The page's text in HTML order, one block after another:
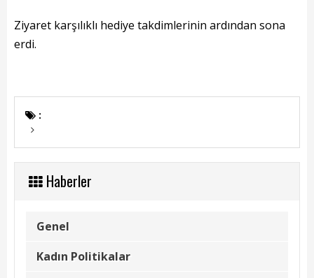
Devam Eden Projeler
Planlanan Projeler
Genel
Kadın Politikalar
Kadın
Ziyaret karşılıklı hediye takdimlerinin ardından sona
erdi.
:
Haberler
Genel
Kadın Politikalar